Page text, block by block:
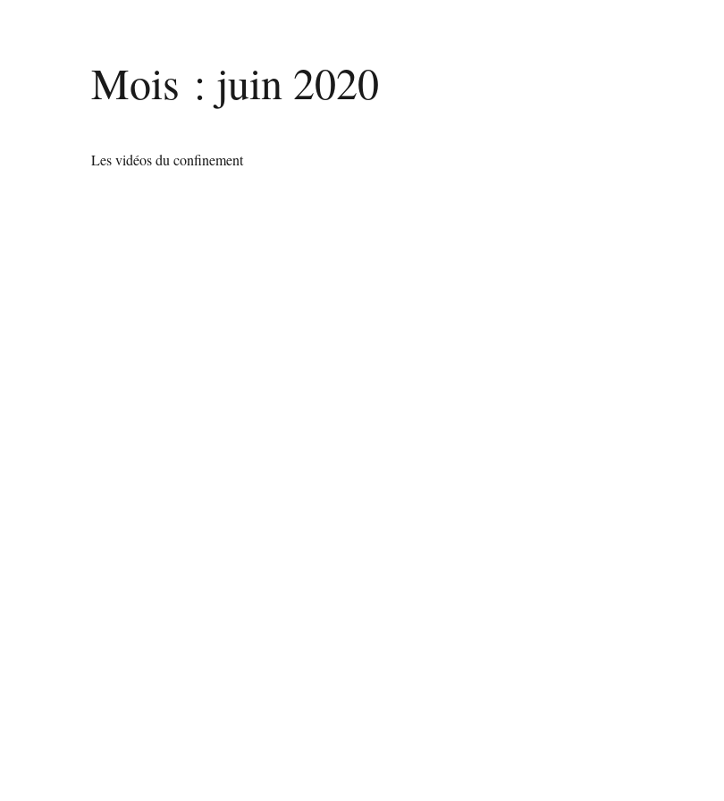
Mois : juin 2020
Les vidéos du confinement